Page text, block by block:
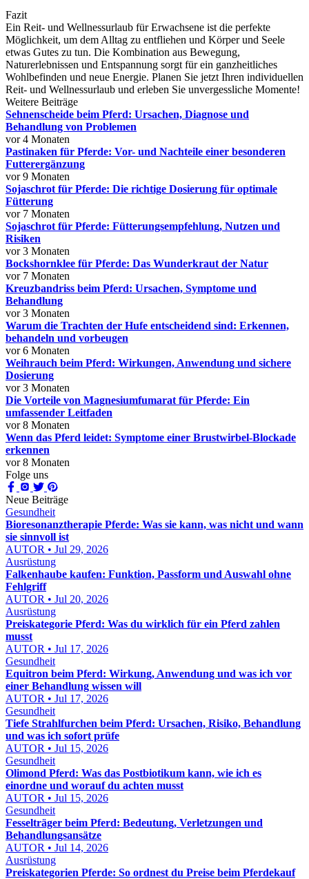
Fazit
Ein Reit- und Wellnessurlaub für Erwachsene ist die perfekte
Möglichkeit, um dem Alltag zu entfliehen und Körper und Seele
etwas Gutes zu tun. Die Kombination aus Bewegung,
Naturerlebnissen und Entspannung sorgt für ein ganzheitliches
Wohlbefinden und neue Energie. Planen Sie jetzt Ihren individuellen
Reit- und Wellnessurlaub und erleben Sie unvergessliche Momente!
Weitere Beiträge
Sehnenscheide beim Pferd: Ursachen, Diagnose und
Behandlung von Problemen
vor 4 Monaten
Pastinaken für Pferde: Vor- und Nachteile einer besonderen
Futterergänzung
vor 9 Monaten
Sojaschrot für Pferde: Die richtige Dosierung für optimale
Fütterung
vor 7 Monaten
Sojaschrot für Pferde: Fütterungsempfehlung, Nutzen und
Risiken
vor 3 Monaten
Bockshornklee für Pferde: Das Wunderkraut der Natur
vor 7 Monaten
Kreuzbandriss beim Pferd: Ursachen, Symptome und
Behandlung
vor 3 Monaten
Warum die Trachten der Hufe entscheidend sind: Erkennen,
behandeln und vorbeugen
vor 6 Monaten
Weihrauch beim Pferd: Wirkungen, Anwendung und sichere
Dosierung
vor 3 Monaten
Die Vorteile von Magnesiumfumarat für Pferde: Ein
umfassender Leitfaden
vor 8 Monaten
Wenn das Pferd leidet: Symptome einer Brustwirbel-Blockade
erkennen
vor 8 Monaten
Folge uns
Neue Beiträge
Gesundheit
Bioresonanztherapie Pferde: Was sie kann, was nicht und wann
sie sinnvoll ist
AUTOR • Jul 29, 2026
Ausrüstung
Falkenhaube kaufen: Funktion, Passform und Auswahl ohne
Fehlgriff
AUTOR • Jul 20, 2026
Ausrüstung
Preiskategorie Pferd: Was du wirklich für ein Pferd zahlen
musst
AUTOR • Jul 17, 2026
Gesundheit
Equitron beim Pferd: Wirkung, Anwendung und was ich vor
einer Behandlung wissen will
AUTOR • Jul 17, 2026
Gesundheit
Tiefe Strahlfurchen beim Pferd: Ursachen, Risiko, Behandlung
und was ich sofort prüfe
AUTOR • Jul 15, 2026
Gesundheit
Olimond Pferd: Was das Postbiotikum kann, wie ich es
einordne und worauf du achten musst
AUTOR • Jul 15, 2026
Gesundheit
Fesselträger beim Pferd: Bedeutung, Verletzungen und
Behandlungsansätze
AUTOR • Jul 14, 2026
Ausrüstung
Preiskategorien Pferde: So ordnest du Preise beim Pferdekauf